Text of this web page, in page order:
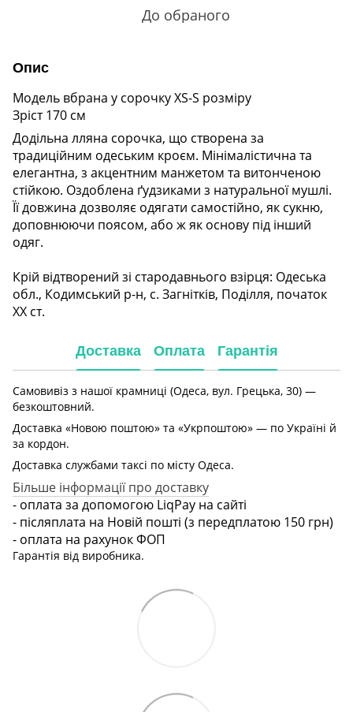
До обраного
Опис
Модель вбрана у сорочку XS-S розміру
Зріст 170 см
Додільна лляна сорочка, що створена за
традиційним одеським кроєм. Мінімалістична та
елегантна, з акцентним манжетом та витонченою
стійкою. Оздоблена ґудзиками з натуральної мушлі.
Її довжина дозволяє одягати самостійно, як сукню,
доповнюючи поясом, або ж як основу під інший
одяг.
Крій відтворений зі стародавнього взірця: Одеська
обл., Кодимський р-н, с. Загнітків, Поділля, початок
ХХ ст.
Доставка Оплата Гарантія
Самовивіз з нашої крамниці (Одеса, вул. Грецька, 30) —
безкоштовний.
Доставка «Новою поштою» та «Укрпоштою» — по Україні й
за кордон.
Доставка службами таксі по місту Одеса.
Більше інформації про доставку
- оплата за допомогою LiqPay на сайті
- післяплата на Новій пошті (з передплатою 150 грн)
- оплата на рахунок ФОП
Гарантія від виробника.